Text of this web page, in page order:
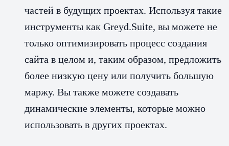
частей в будущих проектах. Используя такие
инструменты как Greyd.Suite, вы можете не
только оптимизировать процесс создания
сайта в целом и, таким образом, предложить
более низкую цену или получить большую
маржу. Вы также можете создавать
динамические элементы, которые можно
использовать в других проектах.